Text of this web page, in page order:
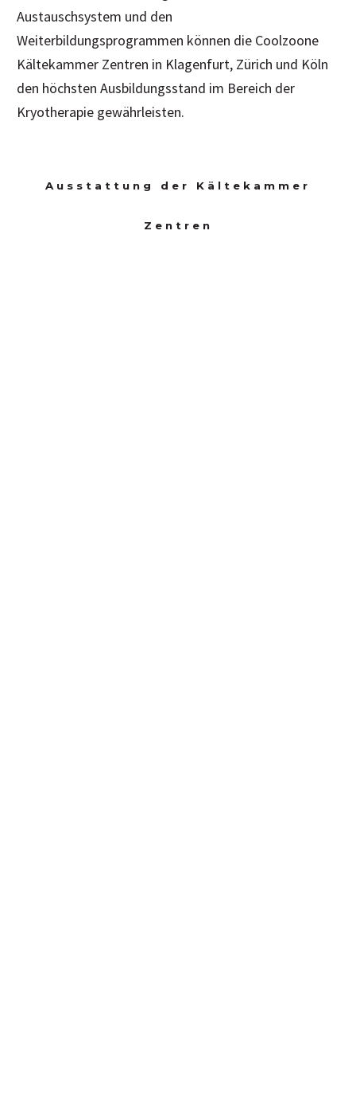
Austauschsystem und den
Weiterbildungsprogrammen können die Coolzoone
Kältekammer Zentren in Klagenfurt, Zürich und Köln
den höchsten Ausbildungsstand im Bereich der
Kryotherapie gewährleisten.
Ausstattung der Kältekammer
Zentren